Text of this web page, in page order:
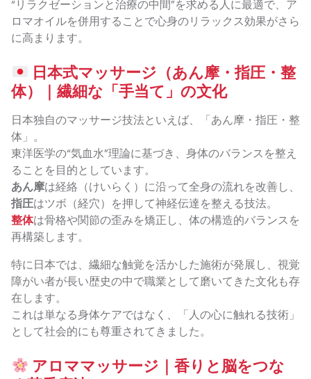
“リラクゼーションと治療の中間”を求める人に最適で、ア
ロマオイルを併用することで心身のリラックス効果がさら
に高まります。
日本式マッサージ（あん摩・指圧・整
体）｜繊細な「手当て」の文化
日本独自のマッサージ技法といえば、「あん摩・指圧・整
体」。
東洋医学の“気血水”理論に基づき、身体のバランスを整え
ることを目的としています。
あん摩は経絡（けいらく）に沿って全身の流れを改善し、
指圧はツボ（経穴）を押して神経伝達を整える技法。
整体は骨格や関節の歪みを矯正し、体の構造的バランスを
再構築します。
特に日本では、繊細な触覚を活かした施術が発展し、視覚
障がい者が長い歴史の中で職業として磨いてきた文化も存
在します。
これは単なる身体ケアではなく、「人の心に触れる技術」
として社会的にも尊重されてきました。
アロママッサージ｜香りと脳をつな